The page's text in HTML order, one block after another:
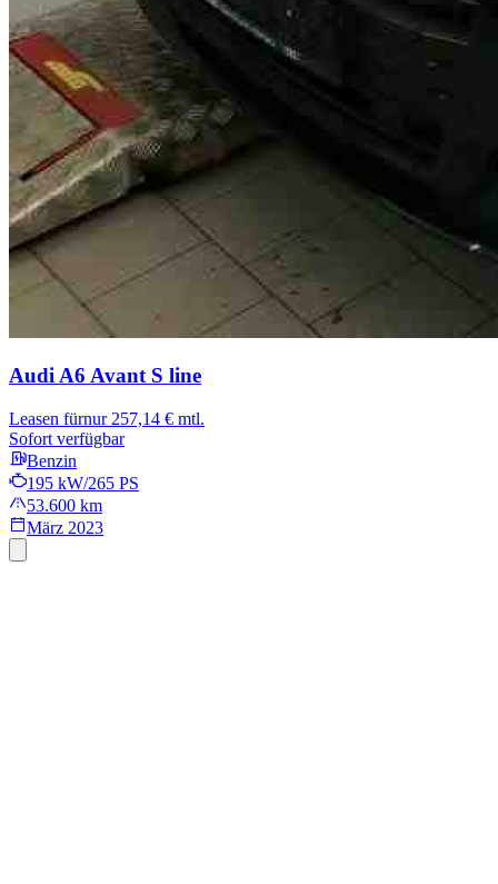
Audi A6 Avant S line
Leasen fürnur 257,14 € mtl.
Sofort verfügbar
Benzin
195 kW/265 PS
53.600 km
März 2023